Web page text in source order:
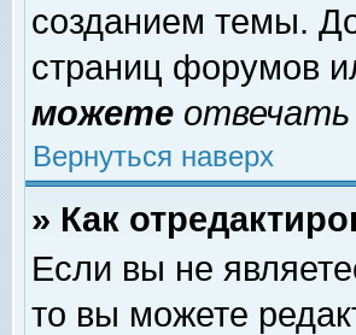
созданием темы.
страниц форумов
можете
Вернуться наверх
» Как
Если вы не
то вы можете